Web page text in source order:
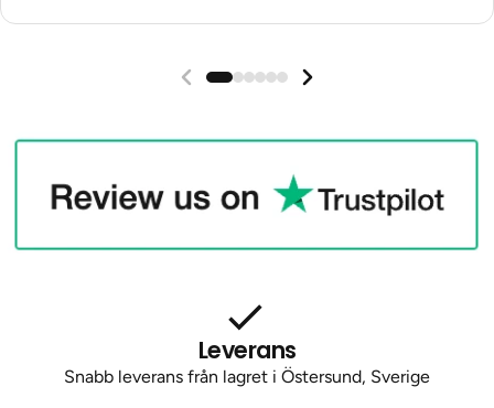
Leverans
Snabb leverans från lagret i Östersund, Sverige